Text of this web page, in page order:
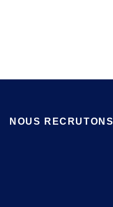
NOUS RECRUTONS